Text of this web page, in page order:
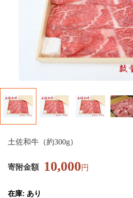
土佐和牛（約300g）
寄附金額 10,000円
在庫: あり